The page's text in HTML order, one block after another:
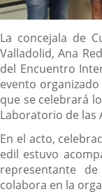
Descripción
La concejala de
Valladolid, Ana
del Encuentro
evento
que se celebrará
Laboratorio de las
En el acto,
edil estuvo
representante
colabora en la